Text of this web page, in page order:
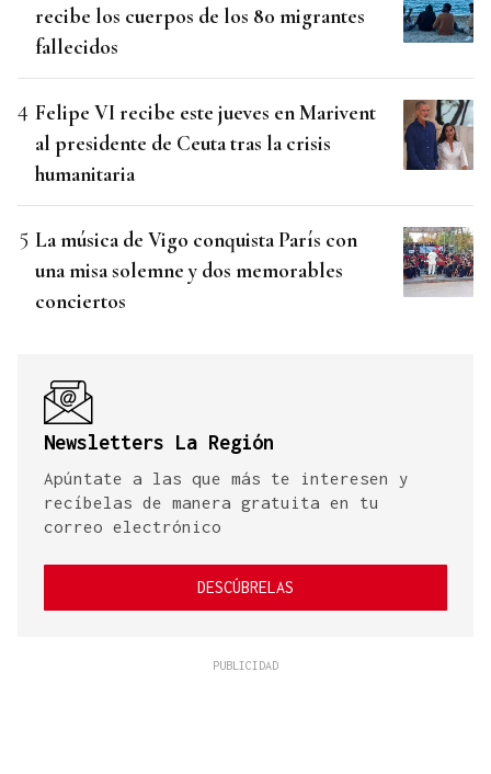
recibe los cuerpos de los 80 migrantes
fallecidos
Felipe VI recibe este jueves en Marivent
al presidente de Ceuta tras la crisis
humanitaria
La música de Vigo conquista París con
una misa solemne y dos memorables
conciertos
Newsletters La Región
Apúntate a las que más te interesen y
recíbelas de manera gratuita en tu
correo electrónico
DESCÚBRELAS